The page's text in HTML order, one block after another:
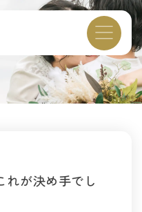
れが決め手でし